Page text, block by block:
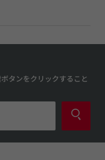
タンをクリックすること